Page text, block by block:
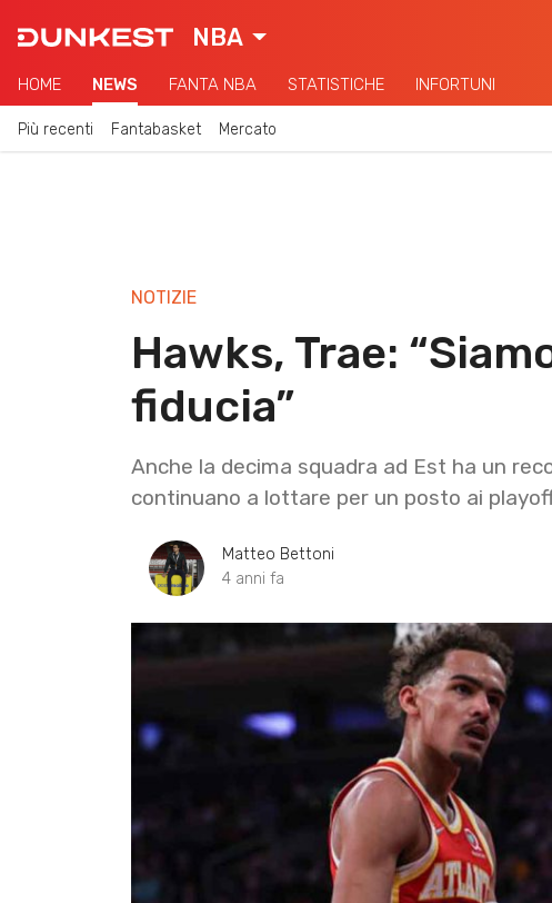
NBA
HOME NEWS FANTA NBA STATISTICHE INFORTUNI
Più recenti Fantabasket Mercato
NOTIZIE
Hawks, Trae:
fiducia”
Anche la decima squadra ad Est ha un
continuano a lottare per un posto ai
Matteo Bettoni
4 anni fa